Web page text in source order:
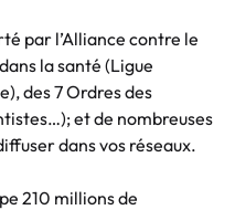
par l’Alliance contre le
la santé (Ligue
des 7 Ordres des
et de nombreuses
dans vos réseaux.
210 millions de